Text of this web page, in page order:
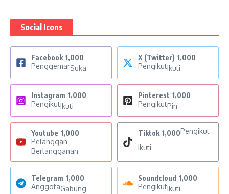
Social Icons
Facebook 1,000
PenggemarSuka
X (Twitter) 1,000
PengikutIkuti
Instagram 1,000
PengikutIkuti
Pinterest 1,000
PengikutPin
Youtube 1,000
Pelanggan
Berlangganan
Tiktok 1,000Pengikut
Ikuti
Telegram 1,000
AnggotaGabung
Soundcloud 1,000
PengikutIkuti